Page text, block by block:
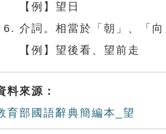
【例】望日
介詞。相當於「朝」、「向
【例】望後看、望前走
料來源：
育部國語辭典簡編本_望